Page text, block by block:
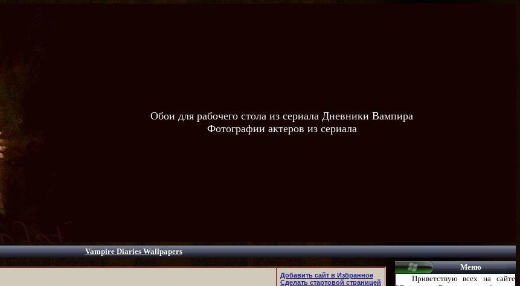
Обои для рабочего стола из сериала Дневники Вампира
Фотографии актеров из сериала
Vampire Diaries Wallpapers
Добавить сайт в Избранное
Сделать стартовой страницей
Меню
Приветствую всех на сайте